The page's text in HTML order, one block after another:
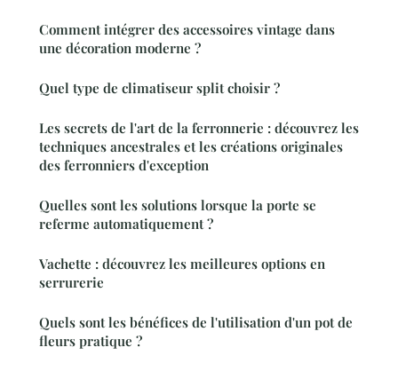
Comment intégrer des accessoires vintage dans
une décoration moderne ?
Quel type de climatiseur split choisir ?
Les secrets de l'art de la ferronnerie : découvrez les
techniques ancestrales et les créations originales
des ferronniers d'exception
Quelles sont les solutions lorsque la porte se
referme automatiquement ?
Vachette : découvrez les meilleures options en
serrurerie
Quels sont les bénéfices de l'utilisation d'un pot de
fleurs pratique ?